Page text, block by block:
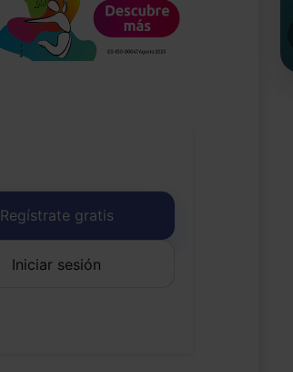
Regístrate gratis
Iniciar sesión